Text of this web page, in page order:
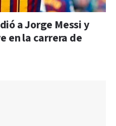
a Jorge Messi y
en la carrera de